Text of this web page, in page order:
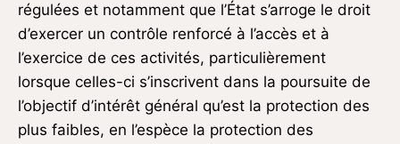
régulées et notamment que l’État s’arroge le droit
d’exercer un contrôle renforcé à l’accès et à
l’exercice de ces activités, particulièrement
lorsque celles-ci s’inscrivent dans la poursuite de
l’objectif d’intérêt général qu’est la protection des
plus faibles, en l’espèce la protection des